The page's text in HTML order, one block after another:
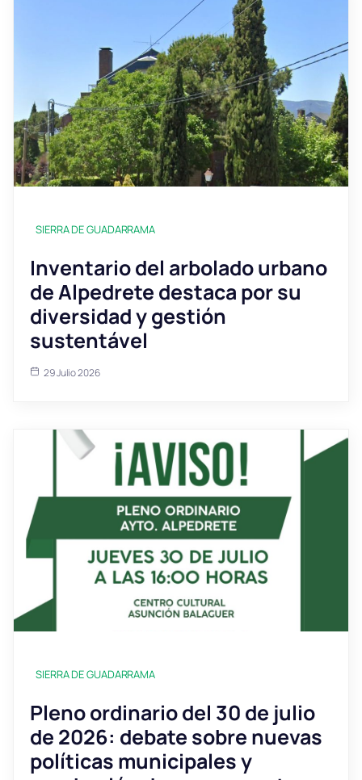
SIERRA DE GUADARRAMA
Inventario del arbolado urbano
de Alpedrete destaca por su
diversidad y gestión
sustentável
29 Julio 2026
SIERRA DE GUADARRAMA
Pleno ordinario del 30 de julio
de 2026: debate sobre nuevas
políticas municipales y